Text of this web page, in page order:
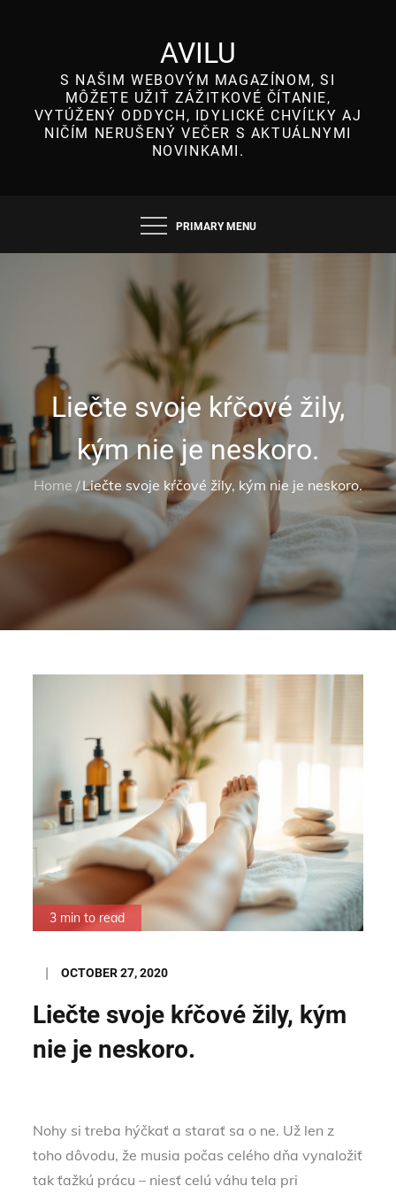
AVILU
S NAŠIM WEBOVÝM MAGAZÍNOM, SI
MÔŽETE UŽIŤ ZÁŽITKOVÉ ČÍTANIE,
VYTÚŽENÝ ODDYCH, IDYLICKÉ CHVÍĽKY AJ
NIČÍM NERUŠENÝ VEČER S AKTUÁLNYMI
NOVINKAMI.
PRIMARY MENU
Liečte svoje kŕčové žily,
kým nie je neskoro.
Home Liečte svoje kŕčové žily, kým nie je neskoro.
3 min to read
Posted
OCTOBER 27, 2020
Liečte svoje kŕčové žily, kým
nie je neskoro.
Nohy si treba hýčkať a starať sa o ne. Už len z
toho dôvodu, že musia počas celého dňa vynaložiť
tak ťažkú prácu – niesť celú váhu tela pri